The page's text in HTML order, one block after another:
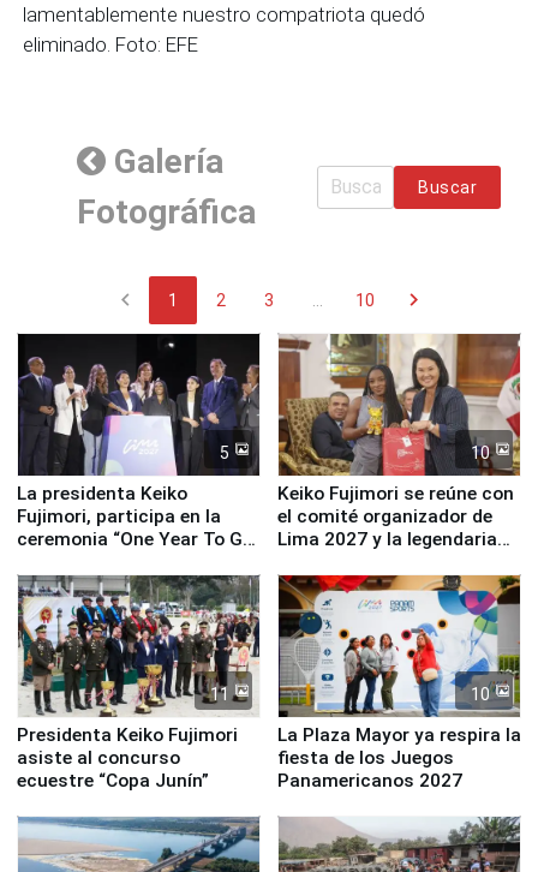
lamentablemente nuestro compatriota quedó
eliminado. Foto: EFE
Galería
Fotográfica
Buscar
chevron_left 1 2 3 10 chevron_right
5
La presidenta Keiko
Fujimori, participa en la
ceremonia “One Year To Go
10
Keiko Fujimori se reúne con
el comité organizador de
Lima 2027 y la legendaria
11
Presidenta Keiko Fujimori
asiste al concurso
ecuestre “Copa Junín”
10
La Plaza Mayor ya respira la
fiesta de los Juegos
Panamericanos 2027